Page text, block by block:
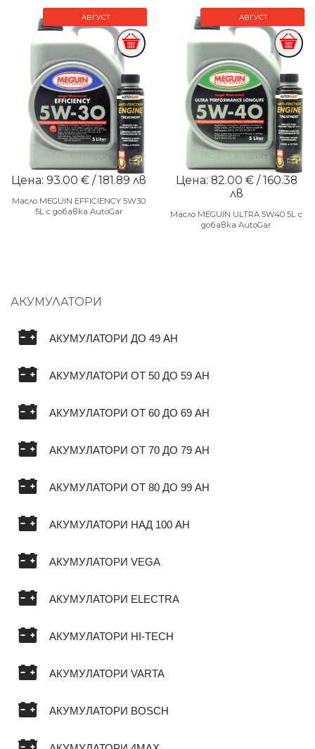
АВГУСТ
Цена: 93.00 € / 181.89 лв
Масло MEGUIN EFFICIENCY 5W30
5L с добавка AutoGar
АВГУСТ
Цена: 82.00 € / 160.38
лв
Масло MEGUIN ULTRA 5W40 5L с
добавка AutoGar
АКУМУЛАТОРИ
АКУМУЛАТОРИ ДО 49 AH
АКУМУЛАТОРИ ОТ 50 ДО 59 AH
АКУМУЛАТОРИ ОТ 60 ДО 69 AH
АКУМУЛАТОРИ ОТ 70 ДО 79 AH
АКУМУЛАТОРИ ОТ 80 ДО 99 AH
АКУМУЛАТОРИ НАД 100 AH
АКУМУЛАТОРИ VEGA
АКУМУЛАТОРИ ELECTRA
АКУМУЛАТОРИ HI-TECH
АКУМУЛАТОРИ VARTA
АКУМУЛАТОРИ BOSCH